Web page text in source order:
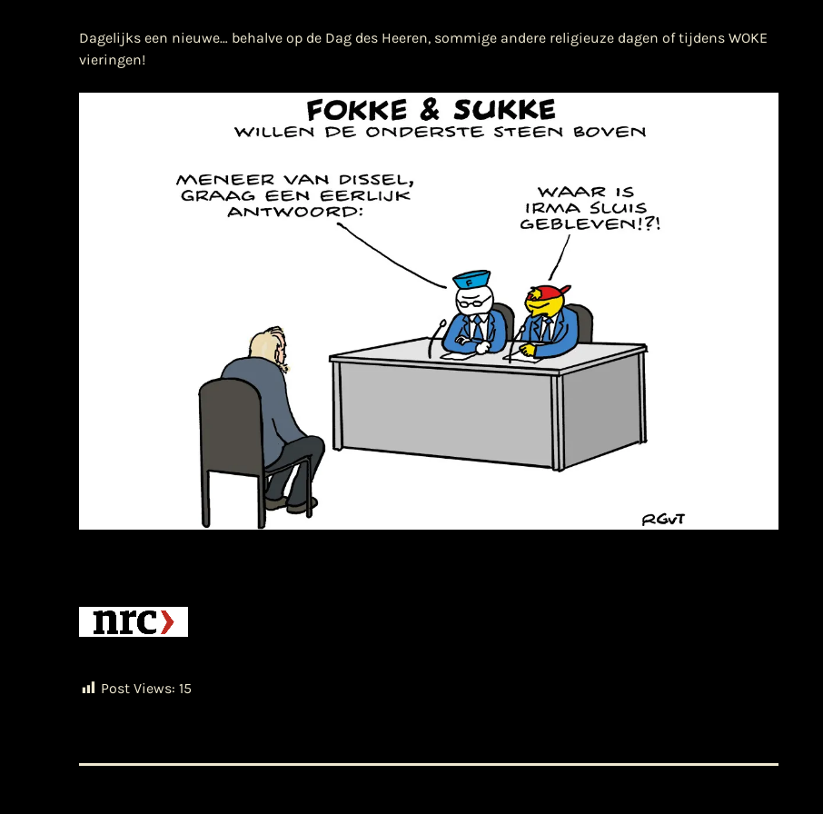
Dagelijks een nieuwe… behalve op de Dag des Heeren, sommige andere religieuze dagen of tijdens WOKE
vieringen!
Post Views: 15